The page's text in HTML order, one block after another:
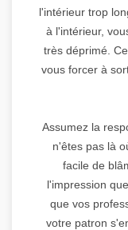
l'intérieur trop
à l'intérieur,
très déprimé.
vous forcer à
Assumez la
n'êtes pas là
facile de
l'impression
que vos
votre patron